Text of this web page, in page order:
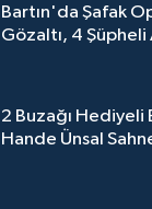
Bartın'da Şafak
Gözaltı, 4 Şüpheli
2 Buzağı Hediyeli
Hande Ünsal